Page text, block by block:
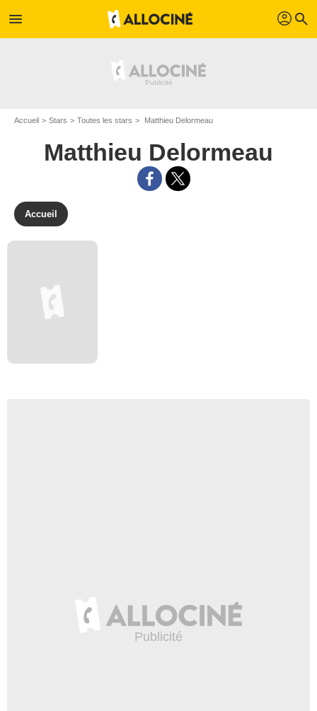
menu profil search
Accueil Stars Toutes les stars Matthieu Delormeau
Matthieu Delormeau
Accueil